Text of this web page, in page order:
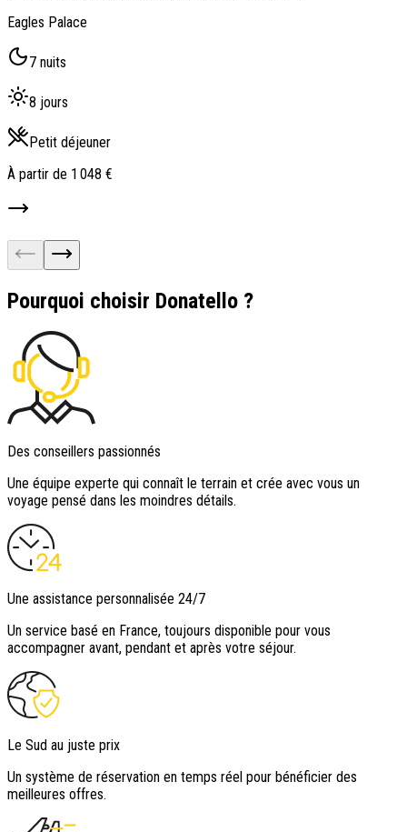
Eagles Palace
7 nuits
8 jours
Petit déjeuner
À partir de 1 048 €
Pourquoi choisir Donatello ?
Des conseillers passionnés
Une équipe experte qui connaît le terrain et crée avec vous un
voyage pensé dans les moindres détails.
Une assistance personnalisée 24/7
Un service basé en France, toujours disponible pour vous
accompagner avant, pendant et après votre séjour.
Le Sud au juste prix
Un système de réservation en temps réel pour bénéficier des
meilleures offres.